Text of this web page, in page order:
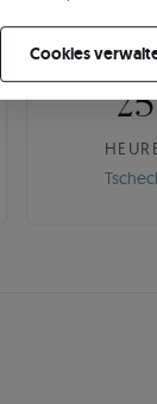
Cookies